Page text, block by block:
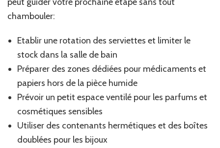
chambouler:
Etablir une rotation des serviettes et limiter le
stock dans la salle de bain
Préparer des zones dédiées pour médicaments et
papiers hors de la pièce humide
Prévoir un petit espace ventilé pour les parfums et
cosmétiques sensibles
Utiliser des contenants hermétiques et des boîtes
doublées pour les bijoux